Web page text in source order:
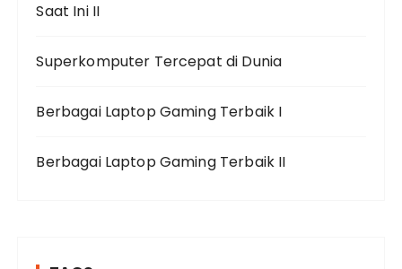
Saat Ini II
Superkomputer Tercepat di Dunia
Berbagai Laptop Gaming Terbaik I
Berbagai Laptop Gaming Terbaik II